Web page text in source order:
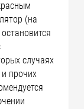
(на
случаях
прочих